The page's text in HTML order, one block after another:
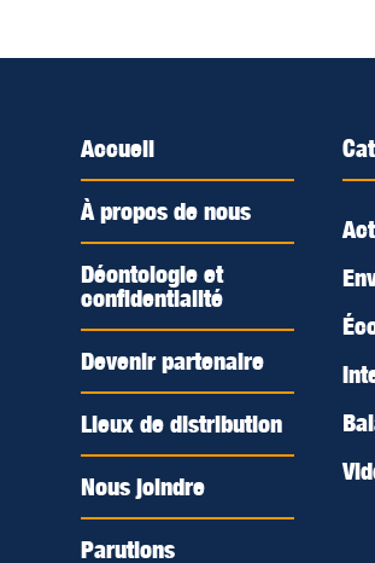
Accueil
À propos de nous
Déontologie et
confidentialité
Devenir partenaire
Lieux de distribution
Nous joindre
Parutions